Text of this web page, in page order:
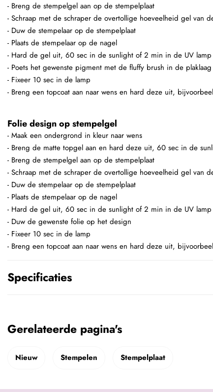
- Breng de stempelgel aan op de stempelplaat
- Schraap met de schraper de overtollige hoeveelheid gel van
- Duw de stempelaar op de stempelplaat
- Plaats de stempelaar op de nagel
- Hard de gel uit, 60 sec in de sunlight of 2 min in de UV lamp
- Poets het gewenste pigment met de fluffy brush in de
- Fixeer 10 sec in de lamp
- Breng een topcoat aan naar wens en hard deze uit,
Folie design op stempelgel
- Maak een ondergrond in kleur naar wens
- Breng de matte topgel aan en hard deze uit, 60 sec in de
- Breng de stempelgel aan op de stempelplaat
- Schraap met de schraper de overtollige hoeveelheid gel van
- Duw de stempelaar op de stempelplaat
- Plaats de stempelaar op de nagel
- Hard de gel uit, 60 sec in de sunlight of 2 min in de UV lamp
- Duw de gewenste folie op het design
- Fixeer 10 sec in de lamp
- Breng een topcoat aan naar wens en hard deze uit,
Specificaties
Gerelateerde pagina's
Nieuw Stempelen Stempelplaat